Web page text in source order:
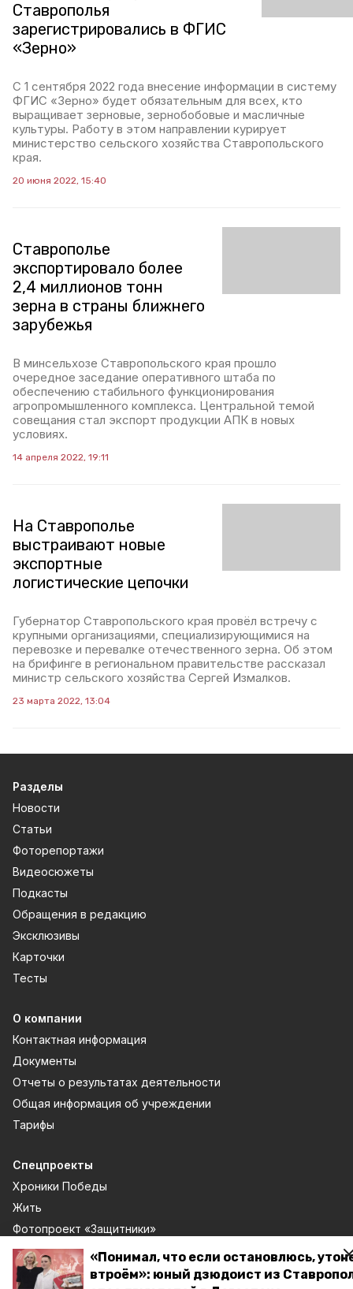
«Понимал, что если остановлюсь,
втроём»: юный дзюдоист из
Ставрополья
зарегистрировались в ФГИС
«Зерно»
С 1 сентября 2022 года внесение информации в систему
ФГИС «Зерно» будет обязательным для всех, кто
выращивает зерновые, зернобобовые и масличные
культуры. Работу в этом направлении курирует
министерство сельского хозяйства Ставропольского
края.
20 июня 2022, 15:40
Ставрополье
экспортировало более
2,4 миллионов тонн
зерна в страны ближнего
зарубежья
В минсельхозе Ставропольского края прошло
очередное заседание оперативного штаба по
обеспечению стабильного функционирования
агропромышленного комплекса. Центральной темой
совещания стал экспорт продукции АПК в новых
условиях.
14 апреля 2022, 19:11
На Ставрополье
выстраивают новые
экспортные
логистические цепочки
Губернатор Ставропольского края провёл встречу с
крупными организациями, специализирующимися на
перевозке и перевалке отечественного зерна. Об этом
на брифинге в региональном правительстве рассказал
министр сельского хозяйства Сергей Измалков.
23 марта 2022, 13:04
Разделы
Новости
Статьи
Фоторепортажи
Видеосюжеты
Подкасты
Обращения в редакцию
Эксклюзивы
Карточки
Тесты
О компании
Контактная информация
Документы
Отчеты о результатах деятельности
Общая информация об учреждении
Тарифы
Спецпроекты
Хроники Победы
Жить
Фотопроект «Защитники»
Фотопроект «Жены и мамы героев»
3D фестиваль ягод в Кисловодске